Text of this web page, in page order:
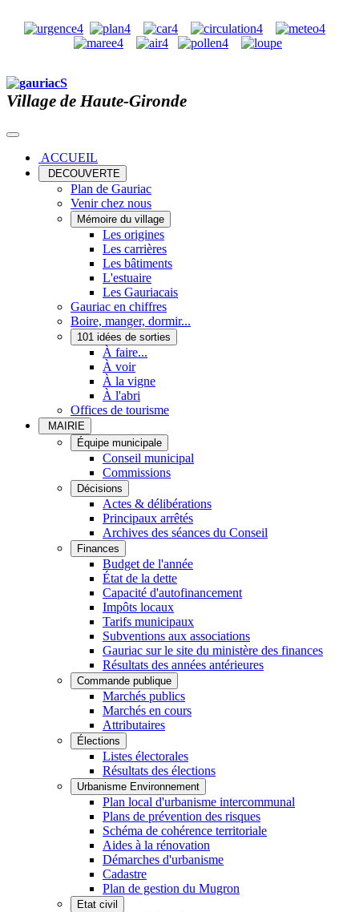
Village de Haute-Gironde
ACCUEIL
DECOUVERTE
Plan de Gauriac
Venir chez nous
Mémoire du village
Les origines
Les carrières
Les bâtiments
L'estuaire
Les Gauriacais
Gauriac en chiffres
Boire, manger, dormir...
101 idées de sorties
À faire...
À voir
À la vigne
À l'abri
Offices de tourisme
MAIRIE
Équipe municipale
Conseil municipal
Commissions
Décisions
Actes & délibérations
Principaux arrêtés
Archives des séances du Conseil
Finances
Budget de l'année
État de la dette
Capacité d'autofinancement
Impôts locaux
Tarifs municipaux
Subventions aux associations
Gauriac sur le site du ministère des finances
Résultats des années antérieures
Commande publique
Marchés publics
Marchés en cours
Attributaires
Élections
Listes électorales
Résultats des élections
Urbanisme Environnement
Plan local d'urbanisme intercommunal
Plans de prévention des risques
Schéma de cohérence territoriale
Aides à la rénovation
Démarches d'urbanisme
Cadastre
Plan de gestion du Mugron
Etat civil